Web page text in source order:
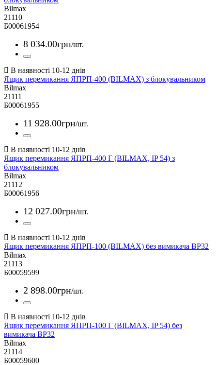
Bilmax
21110
Б00061954
8 034.00грн/шт.
Ящик перемикання ЯПРП-400 (BILMAX) з блокувальником
Bilmax
21111
Б00061955
11 928.00грн/шт.
Ящик перемикання ЯПРП-400 Г (BILMAX, IP 54) з
блокувальником
Bilmax
21112
Б00061956
12 027.00грн/шт.
Ящик перемикання ЯПРП-100 (BILMAX) без вимикача ВР32
Bilmax
21113
Б00059599
2 898.00грн/шт.
Ящик перемикання ЯПРП-100 Г (BILMAX, IP 54) без
вимикача ВР32
Bilmax
21114
Б00059600